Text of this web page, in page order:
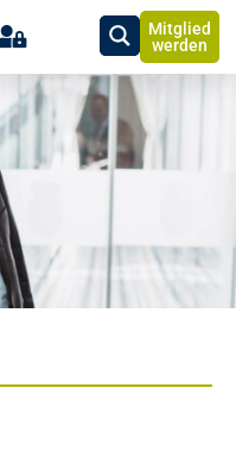
Mitglied
werden